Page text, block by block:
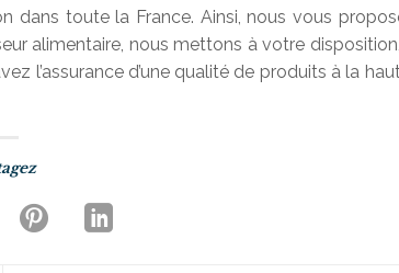
dans toute la France. Ainsi, nous vous
alimentaire, nous mettons à votre
l’assurance d’une qualité de produits à la